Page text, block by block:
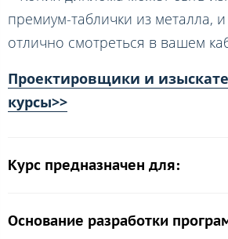
премиум-таблички из металла,
отлично смотреться в вашем
Проектировщики и
курсы>>
Курс предназначен для:
Основание разработки